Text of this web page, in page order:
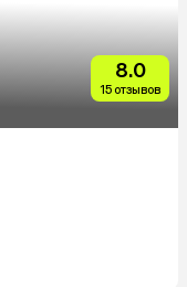
8.0
15 отзывов